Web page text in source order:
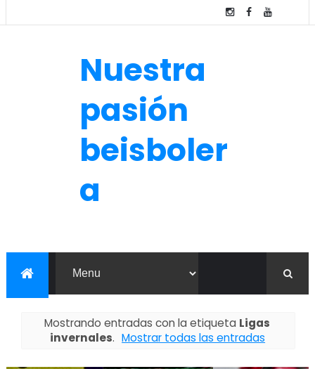
Nuestra
pasión
beisboler
a
Mostrando entradas con la etiqueta Ligas
invernales. Mostrar todas las entradas